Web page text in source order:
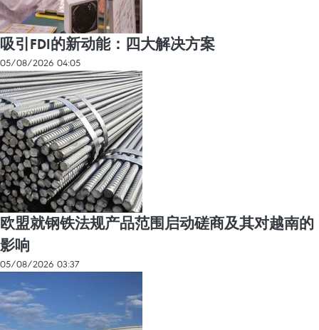
吸引FDI的新动能：四大解决方案
05/08/2026 04:05
欧盟就钢铁法规产品范围启动磋商及其对越南的
影响
05/08/2026 03:37